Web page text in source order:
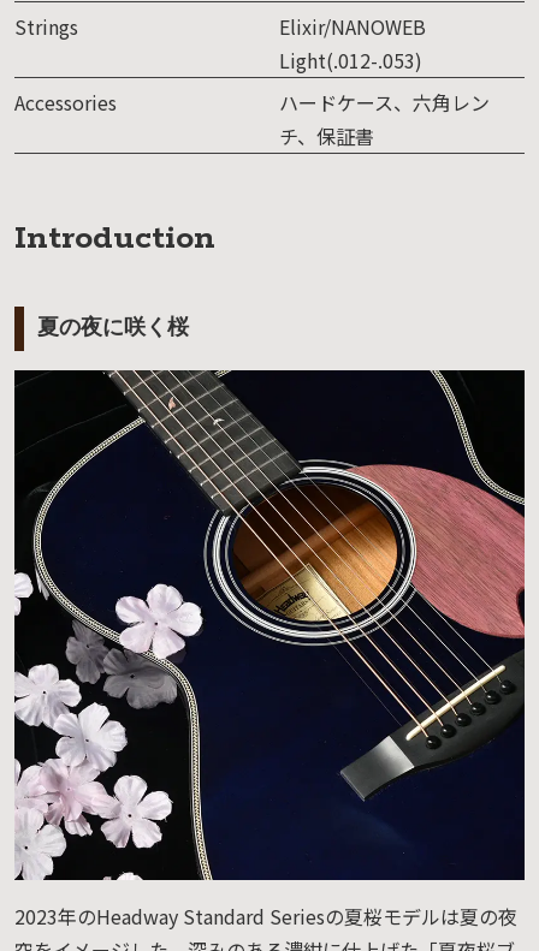
Strings
Elixir/NANOWEB
Light(.012-.053)
Accessories
ハードケース、六角レン
チ、保証書
Introduction
夏の夜に咲く桜
2023年のHeadway Standard Seriesの夏桜モデルは夏の夜